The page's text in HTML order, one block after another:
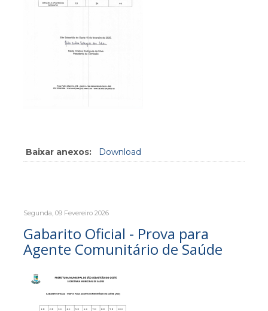
Baixar anexos: Download
Segunda, 09 Fevereiro 2026
Gabarito Oficial - Prova para
Agente Comunitário de Saúde